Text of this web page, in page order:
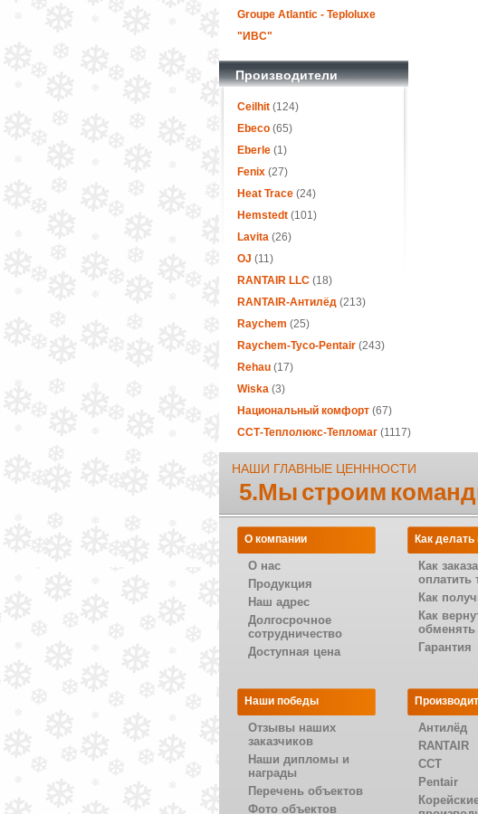
Groupe Atlantic - Teploluxe
"ИВС"
Производители
Ceilhit(124)
Ebeco(65)
Eberle(1)
Fenix(27)
Heat Trace(24)
Hemstedt(101)
Lavita(26)
OJ (11)
RANTAIR LLC(18)
RANTAIR-Антилёд(213)
Raychem (25)
Raychem-Tyco-Pentair (243)
Rehau(17)
Wiska(3)
Национальный комфорт(67)
ССТ-Теплолюкс-Тепломаг(1117)
НАШИ ГЛАВНЫЕ ЦЕНННОСТИ
5.Мы строим
О компании
О нас
Продукция
Наш адрес
Долгосрочное
сотрудничество
Доступная цена
Как делать
Как
оплатить
Как
Как
обменять
Гарантия
Наши победы
Отзывы наших
заказчиков
Наши дипломы и
награды
Перечень объектов
Фото объектов
Антилёд
RANTAIR
CCT
Pentair